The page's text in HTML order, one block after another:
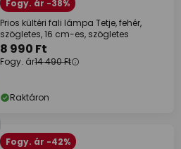
Fogy. ár -38%
Prios kültéri fali lámpa Tetje, fehér,
szögletes, 16 cm-es, szögletes
8 990 Ft
Fogy. ár14 490 Ft
Raktáron
Fogy. ár -42%